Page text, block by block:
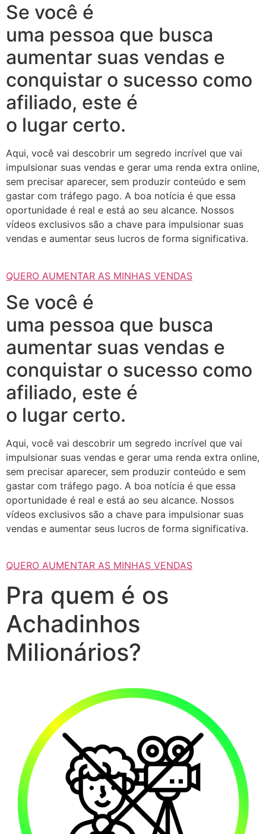
Se você é
uma pessoa que busca
aumentar suas vendas e
conquistar o sucesso como
afiliado, este é
o lugar certo.
Aqui, você vai descobrir um segredo incrível que vai
impulsionar suas vendas e gerar uma renda extra online,
sem precisar aparecer, sem produzir conteúdo e sem
gastar com tráfego pago. A boa notícia é que essa
oportunidade é real e está ao seu alcance. Nossos
vídeos exclusivos são a chave para impulsionar suas
vendas e aumentar seus lucros de forma significativa.
QUERO AUMENTAR AS MINHAS VENDAS
Se você é
uma pessoa que busca
aumentar suas vendas e
conquistar o sucesso como
afiliado, este é
o lugar certo.
Aqui, você vai descobrir um segredo incrível que vai
impulsionar suas vendas e gerar uma renda extra online,
sem precisar aparecer, sem produzir conteúdo e sem
gastar com tráfego pago. A boa notícia é que essa
oportunidade é real e está ao seu alcance. Nossos
vídeos exclusivos são a chave para impulsionar suas
vendas e aumentar seus lucros de forma significativa.
QUERO AUMENTAR AS MINHAS VENDAS
Pra quem é os
Achadinhos
Milionários?